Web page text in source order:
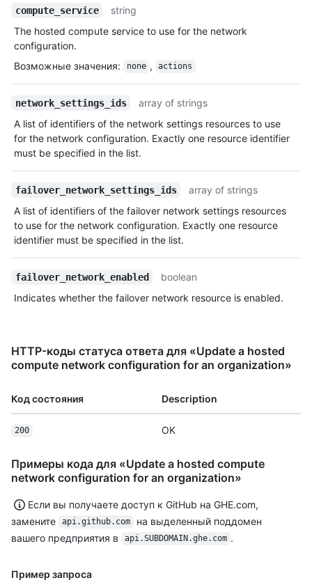
compute_service
string
The hosted compute service to use for the network
configuration.
Возможные значения: none , actions
network_settings_ids
array of strings
A list of identifiers of the network settings resources to use
for the network configuration. Exactly one resource identifier
must be specified in the list.
failover_network_settings_ids
array of strings
A list of identifiers of the failover network settings resources
to use for the network configuration. Exactly one resource
identifier must be specified in the list.
failover_network_enabled
boolean
Indicates whether the failover network resource is enabled.
HTTP-коды статуса ответа для «Update a hosted
compute network configuration for an organization»
Код состояния Description
200 OK
Примеры кода для «Update a hosted compute
network configuration for an organization»
Если вы получаете доступ к GitHub на GHE.com,
замените
api.github.com
на выделенный поддомен
вашего предприятия в
api.SUBDOMAIN.ghe.com .
Пример запроса